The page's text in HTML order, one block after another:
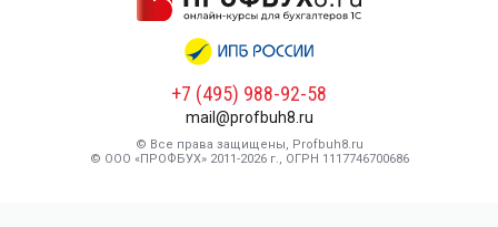
+7 (495) 988-92-58
mail@profbuh8.ru
© Все права защищены, Profbuh8.ru
© ООО «ПРОФБУХ» 2011-2026 г., ОГРН 1117746700686